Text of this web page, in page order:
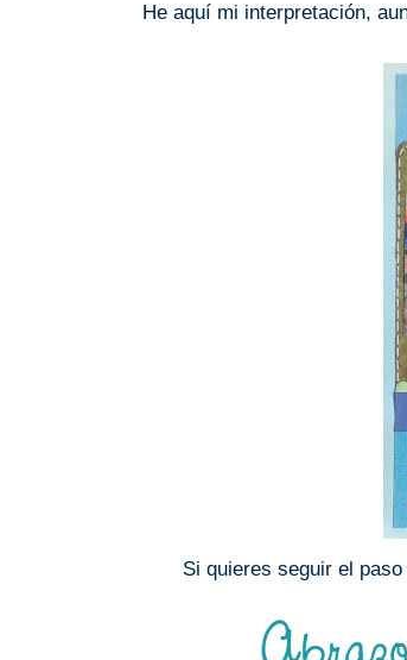
He aquí mi interpretación,
Si quieres seguir el